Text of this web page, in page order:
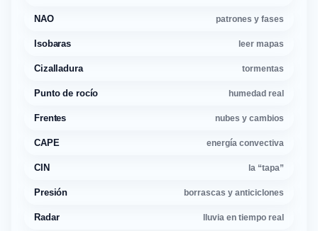
NAO patrones y fases
Isobaras leer mapas
Cizalladura tormentas
Punto de rocío humedad real
Frentes nubes y cambios
CAPE energía convectiva
CIN la “tapa”
Presión borrascas y anticiclones
Radar lluvia en tiempo real